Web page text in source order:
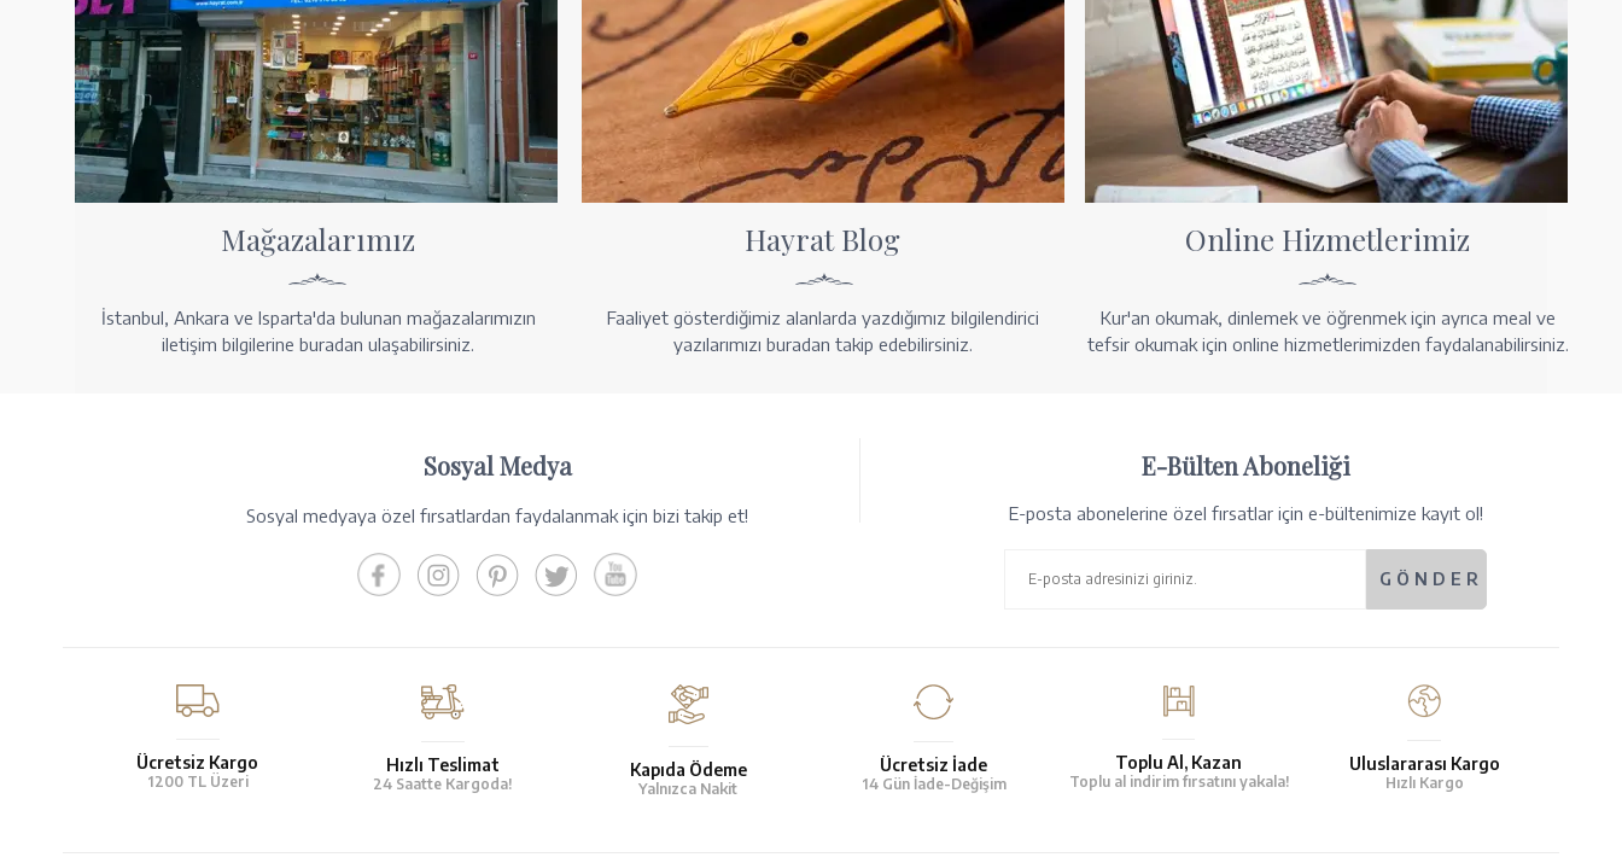
Mağazalarımız
İstanbul, Ankara ve Isparta'da bulunan mağazalarımızın
iletişim bilgilerine buradan ulaşabilirsiniz.
Hayrat Blog
Faaliyet gösterdiğimiz alanlarda yazdığımız bilgilendirici
yazılarımızı buradan takip edebilirsiniz.
Online Hizmetlerimiz
Kur'an okumak, dinlemek ve öğrenmek için ayrıca meal ve
tefsir okumak için online hizmetlerimizden faydalanabilirsiniz.
Sosyal Medya
Sosyal medyaya özel fırsatlardan faydalanmak için bizi takip et!
E-Bülten Aboneliği
E-posta abonelerine özel fırsatlar için e-bültenimize kayıt ol!
Ücretsiz Kargo
1200 TL Üzeri
Hızlı Teslimat
24 Saatte Kargoda!
Kapıda Ödeme
Yalnızca Nakit
Ücretsiz İade
14 Gün İade-Değişim
Toplu Al, Kazan
Toplu al indirim fırsatını yakala!
Uluslararası Kargo
Hızlı Kargo